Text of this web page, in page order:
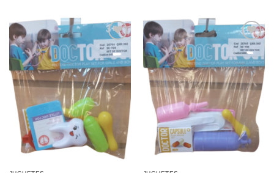
Añadir a
favoritos
Añadir a
favoritos